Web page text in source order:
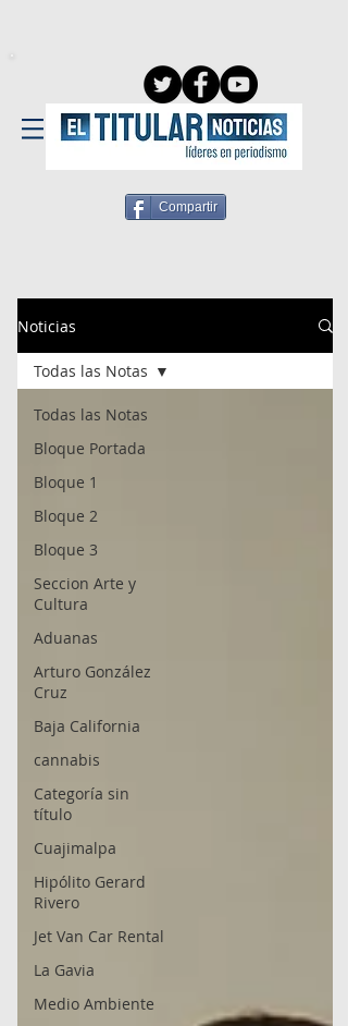
Compartir
Noticias
Todas las Notas
Bloque Portada
Bloque 1
Bloque 2
Bloque 3
Seccion Arte y
Cultura
Aduanas
Arturo González
Cruz
Baja California
cannabis
Categoría sin
título
Cuajimalpa
Hipólito Gerard
Rivero
Jet Van Car Rental
La Gavia
Medio Ambiente
Todas las Notas